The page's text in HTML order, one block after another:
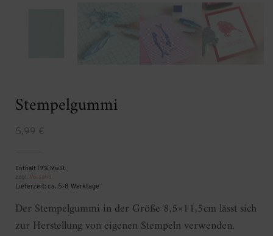
Stempelgummi
5,99 €
Enthält 19% MwSt.
zzgl. Versand
Lieferzeit: ca. 5-8 Werktage
Der Stempelgummi in der Größe 8,5×11,5cm lässt sich
zur Herstellung von eigenen Stempeln verwenden.